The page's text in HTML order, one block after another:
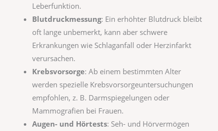
Leberfunktion.
Blutdruckmessung: Ein erhöhter Blutdruck bleibt
oft lange unbemerkt, kann aber schwere
Erkrankungen wie Schlaganfall oder Herzinfarkt
verursachen.
Krebsvorsorge: Ab einem bestimmten Alter
werden spezielle Krebsvorsorgeuntersuchungen
empfohlen, z. B. Darmspiegelungen oder
Mammografien bei Frauen.
Augen- und Hörtests: Seh- und Hörvermögen